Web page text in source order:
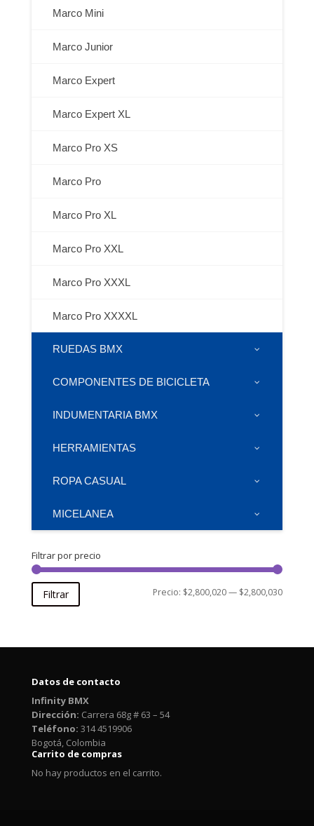
Marco Mini
Marco Junior
Marco Expert
Marco Expert XL
Marco Pro XS
Marco Pro
Marco Pro XL
Marco Pro XXL
Marco Pro XXXL
Marco Pro XXXXL
RUEDAS BMX
COMPONENTES DE BICICLETA
INDUMENTARIA BMX
HERRAMIENTAS
ROPA CASUAL
MICELANEA
Filtrar por precio
Precio
Precio
Filtrar Precio: $2,800,020— $2,800,030
Datos de contacto
Infinity BMX
Dirección: Carrera 68g # 63 – 54
Teléfono: 314 4519906
Bogotá, Colombia
Carrito de compras
No hay productos en el carrito.